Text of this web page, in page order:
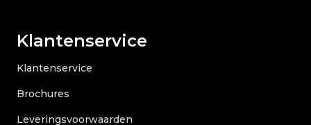
Klantenservice
Klantenservice
Brochures
Leveringsvoorwaarden